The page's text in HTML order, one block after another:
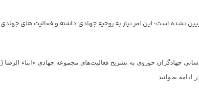
نشده است؛ این امر نیاز به روحیه جهادی داشته و فعالیت های
جهادگران حوزوی به تشریح فعالیت‌های مجموعه جهادی «ابناء
بخوانید: